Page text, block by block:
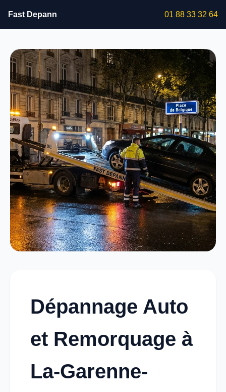
Fast Depann 01 88 33 32 64
Dépannage Auto
et Remorquage à
La-Garenne-